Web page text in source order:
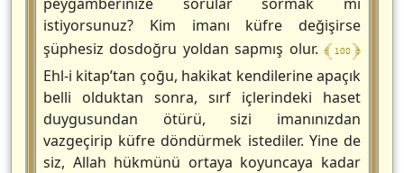
istiyorsunuz? Kim imanı küfre değişirse
şüphesiz dosdoğru yoldan sapmış olur.﴾ 108 ﴿
Ehl-i kitap’tan çoğu, hakikat kendilerine apaçık
belli olduktan sonra, sırf içlerindeki haset
duygusundan ötürü, sizi imanınızdan
vazgeçirip küfre döndürmek istediler. Yine de
siz, Allah hükmünü ortaya koyuncaya kadar